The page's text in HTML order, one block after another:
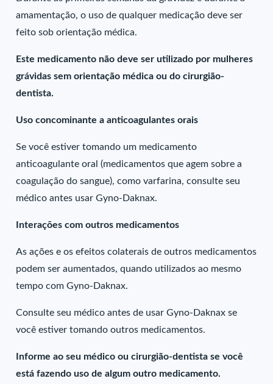
amamentação, o uso de qualquer medicação deve ser
feito sob orientação médica.
Este medicamento não deve ser utilizado por mulheres
grávidas sem orientação médica ou do cirurgião-
dentista.
Uso concominante a anticoagulantes orais
Se você estiver tomando um medicamento
anticoagulante oral (medicamentos que agem sobre a
coagulação do sangue), como varfarina, consulte seu
médico antes usar Gyno-Daknax.
Interações com outros medicamentos
As ações e os efeitos colaterais de outros medicamentos
podem ser aumentados, quando utilizados ao mesmo
tempo com Gyno-Daknax.
Consulte seu médico antes de usar Gyno-Daknax se
você estiver tomando outros medicamentos.
Informe ao seu médico ou cirurgião-dentista se você
está fazendo uso de algum outro medicamento.